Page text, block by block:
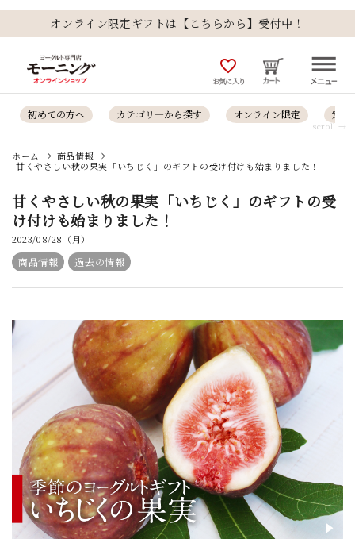
オンライン限定ギフトは【こちらから】受付中！
favorite_outline
お気に入り
初めての方へ カテゴリ―から探す オンライン限定 定番
scroll →
ホーム
商品情報
甘くやさしい秋の果実「いちじく」のギフトの受け付けも始まりました！
甘くやさしい秋の果実「いちじく」のギフトの受
け付けも始まりました！
2023/08/28（月）
商品情報 過去の情報